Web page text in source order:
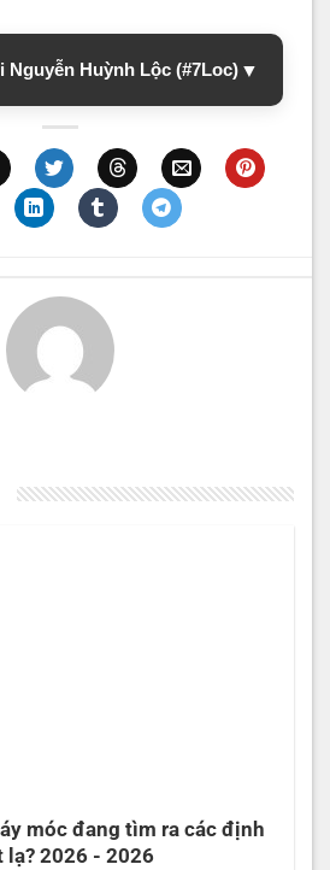
Nguyễn Huỳnh Lộc (#7Loc) ▼
móc đang tìm ra các định
lạ? 2026 - 2026